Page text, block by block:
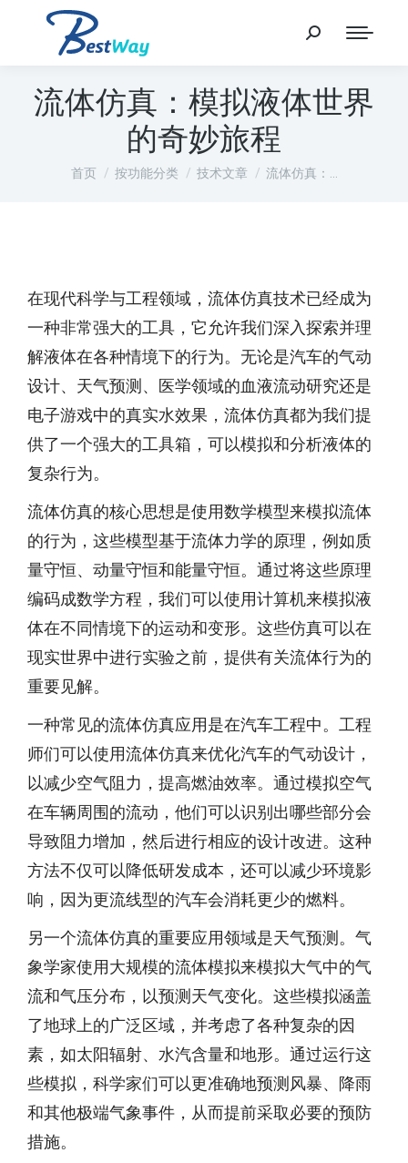
流体仿真：模拟液体世界
的奇妙旅程
您在这里：
首页 按功能分类 技术文章 流体仿真：…
在现代科学与工程领域，流体仿真技术已经成为
一种非常强大的工具，它允许我们深入探索并理
解液体在各种情境下的行为。无论是汽车的气动
设计、天气预测、医学领域的血液流动研究还是
电子游戏中的真实水效果，流体仿真都为我们提
供了一个强大的工具箱，可以模拟和分析液体的
复杂行为。
流体仿真的核心思想是使用数学模型来模拟流体
的行为，这些模型基于流体力学的原理，例如质
量守恒、动量守恒和能量守恒。通过将这些原理
编码成数学方程，我们可以使用计算机来模拟液
体在不同情境下的运动和变形。这些仿真可以在
现实世界中进行实验之前，提供有关流体行为的
重要见解。
一种常见的流体仿真应用是在汽车工程中。工程
师们可以使用流体仿真来优化汽车的气动设计，
以减少空气阻力，提高燃油效率。通过模拟空气
在车辆周围的流动，他们可以识别出哪些部分会
导致阻力增加，然后进行相应的设计改进。这种
方法不仅可以降低研发成本，还可以减少环境影
响，因为更流线型的汽车会消耗更少的燃料。
另一个流体仿真的重要应用领域是天气预测。气
象学家使用大规模的流体模拟来模拟大气中的气
流和气压分布，以预测天气变化。这些模拟涵盖
了地球上的广泛区域，并考虑了各种复杂的因
素，如太阳辐射、水汽含量和地形。通过运行这
些模拟，科学家们可以更准确地预测风暴、降雨
和其他极端气象事件，从而提前采取必要的预防
措施。